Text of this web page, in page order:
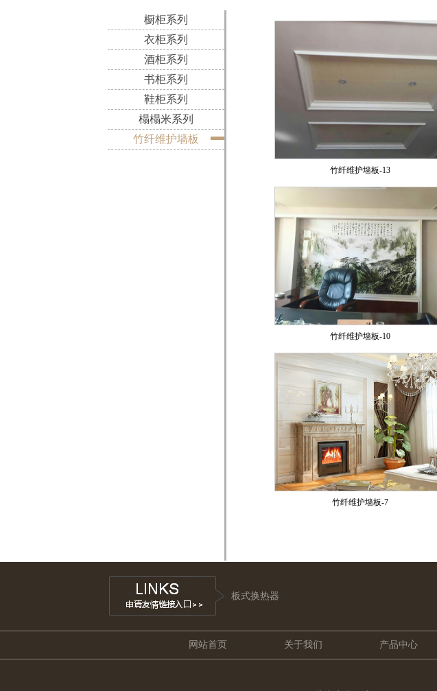
橱柜系列
衣柜系列
酒柜系列
书柜系列
鞋柜系列
榻榻米系列
竹纤维护墙板
竹纤维护墙板-13
竹纤维护墙板-10
竹纤维护墙板-7
板式换热器
网站首页 关于我们 产品中心